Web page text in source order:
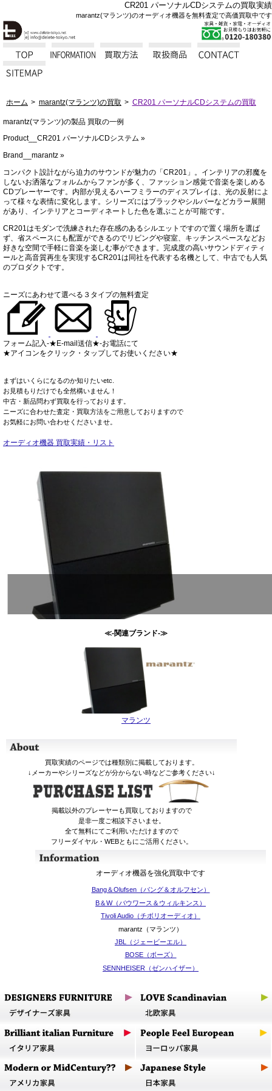
CR201 パーソナルCDシステムの買取実績
marantz(マランツ)のオーディオ機器を無料査定で高価買取中です
ホーム marantz(マランツ)の買取 CR201 パーソナルCDシステムの買取
marantz(マランツ)の製品 買取の一例
Product__CR201 パーソナルCDシステム »
Brand__marantz »
コンパクト設計ながら迫力のサウンドが魅力の「CR201」。インテリアの邪魔を
しないお洒落なフォルムからファンが多く、ファッション感覚で音楽を楽しめる
CDプレーヤーです。内部が見えるハーフミラーのディスプレイは、光の反射によ
って様々な表情に変化します。シリーズにはブラックやシルバーなどカラー展開
があり、インテリアとコーディネートした色を選ぶことが可能です。
CR201はモダンで洗練された存在感のあるシルエットですので置く場所を選ば
ず、省スペースにも配置ができるのでリビングや寝室、キッチンスペースなどお
好きな空間で手軽に音楽を楽しむ事ができます。完成度の高いサウンドディティ
ールと高音質再生を実現するCR201は同社を代表する名機として、中古でも人気
のプロダクトです。
ニーズにあわせて選べる３タイプの無料査定
フォーム記入-★E-mail送信★-お電話にて
★アイコンをクリック・タップしてお使いください★
まずはいくらになるのか知りたいetc.
お見積もりだけでも全然構いません！
中古・新品問わず買取を行っております。
ニーズに合わせた査定・買取方法をご用意しておりますので
お気軽にお問い合わせくださいませ。
オーディオ機器 買取実績・リスト
≪-関連ブランド-≫
マランツ
買取実績のページでは種類別に掲載しております。
↓メーカーやシリーズなどが分からない時などご参考ください↓
掲載以外のプレーヤーも買取しておりますので
是非一度ご相談下さいませ。
全て無料にてご利用いただけますので
フリーダイヤル・WEBともにご活用ください。
オーディオ機器を強化買取中です
Bang＆Olufsen（バング＆オルフセン）
B＆W（バウワース＆ウィルキンス）
Tivoli Audio（チボリオーディオ）
marantz（マランツ）
JBL（ジェービーエル）
BOSE（ボーズ）
SENNHEISER（ゼンハイザー）
Klipsch（クリプシュ）
上記以外のメーカー、多様なジャンルの製品を
古いレトロなものから最新機種まで、あらゆる
ご連絡の際、シリーズ名や型番をいただけましたら
スムーズに調べさせていただきます